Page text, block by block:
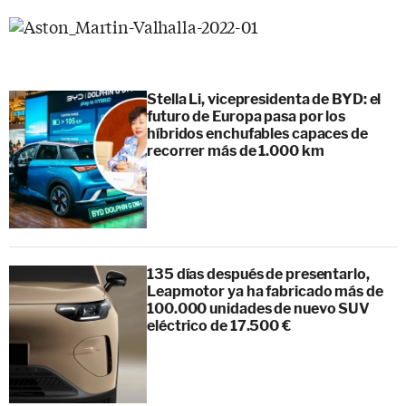
Stella Li, vicepresidenta de BYD: el
futuro de Europa pasa por los
híbridos enchufables capaces de
recorrer más de 1.000 km
135 días después de presentarlo,
Leapmotor ya ha fabricado más de
100.000 unidades de nuevo SUV
eléctrico de 17.500 €